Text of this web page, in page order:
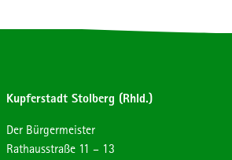
Kupferstadt Stolberg (Rhld.)
Der Bürgermeister
Strasse:
Rathausstraße Hausnummer:
11 – 13